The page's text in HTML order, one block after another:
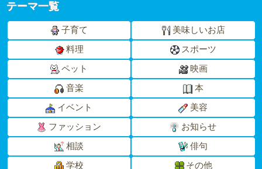
テーマ一覧
子育て 美味しいお店
料理 スポーツ
ペット 映画
音楽 本
イベント 美容
ファッション お知らせ
相談 俳句
学校 その他